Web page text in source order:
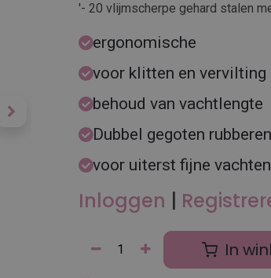
'- 20 vlijmscherpe gehard stalen
ergonomische
voor klitten en vervilting
behoud van vachtlengte
Dubbel gegoten
voor uiterst fijne vachten
Inloggen |
In